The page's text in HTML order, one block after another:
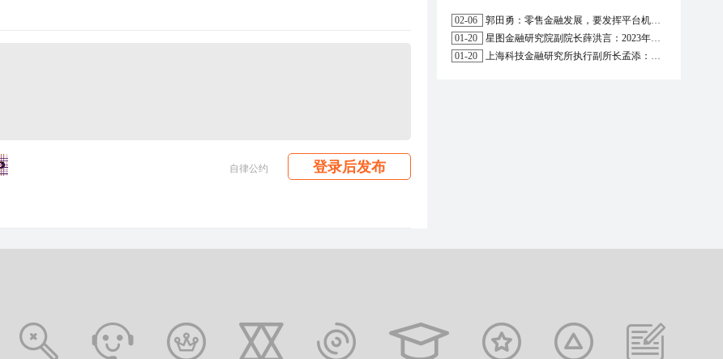
自律公约 登录后发布
02-06
郭田勇：零售金融发展，要发挥平台机构的作用
01-20
星图金融研究院副院长薛洪言：2023年消费信贷或迎来新起点
01-20
上海科技金融研究所执行副所长孟添：开放银行与嵌入式金融为数字普惠金融带来更大发展空间